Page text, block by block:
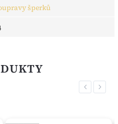
šperků
Previous
Next